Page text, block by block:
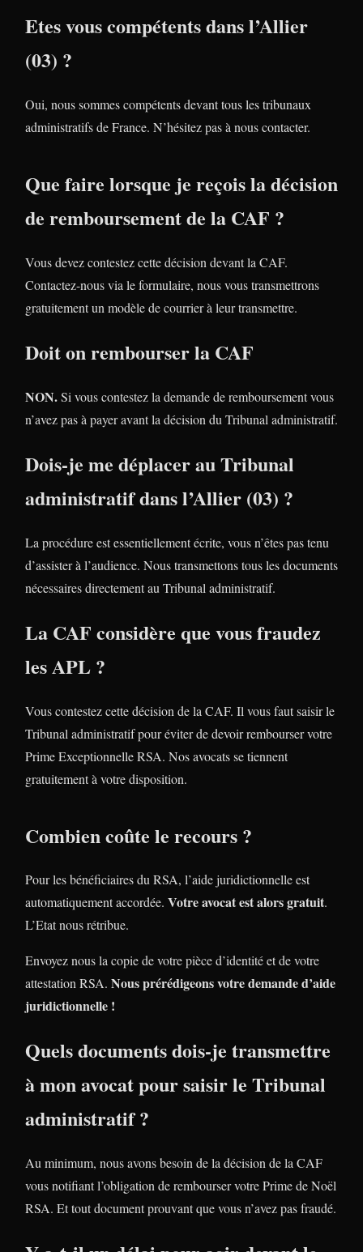
Etes vous compétents dans l’Allier
(03) ?
Oui, nous sommes compétents devant tous les tribunaux
administratifs de France. N’hésitez pas à nous contacter.
Que faire lorsque je reçois la décision
de remboursement de la CAF ?
Vous devez contestez cette décision devant la CAF.
Contactez-nous via le formulaire, nous vous transmettrons
gratuitement un modèle de courrier à leur transmettre.
Doit on rembourser la CAF
NON.Si vous contestez la demande de remboursement vous
n’avez pas à payer avant la décision du Tribunal administratif.
Dois-je me déplacer au Tribunal
administratif dans l’Allier (03) ?
La procédure est essentiellement écrite, vous n’êtes pas tenu
d’assister à l’audience. Nous transmettons tous les documents
nécessaires directement au Tribunal administratif.
La CAF considère que vous fraudez
les APL ?
Vous contestez cette décision de la CAF. Il vous faut saisir le
Tribunal administratif pour éviter de devoir rembourser votre
Prime Exceptionnelle RSA. Nos avocats se tiennent
gratuitement à votre disposition.
Combien coûte le recours ?
Pour les bénéficiaires du RSA, l’aide juridictionnelle est
automatiquement accordée. Votre avocat est alors gratuit.
L’Etat nous rétribue.
Envoyez nous la copie de votre pièce d’identité et de votre
attestation RSA. Nous prérédigeons votre demande d’aide
juridictionnelle !
Quels documents dois-je transmettre
à mon avocat pour saisir le Tribunal
administratif ?
Au minimum, nous avons besoin de la décision de la CAF
vous notifiant l’obligation de rembourser votre Prime de Noël
RSA. Et tout document prouvant que vous n’avez pas fraudé.